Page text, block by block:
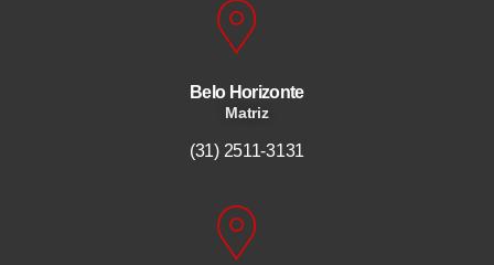
Belo Horizonte
Matriz
(31) 2511-3131